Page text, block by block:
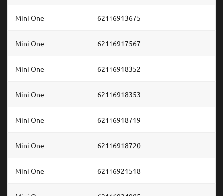
Mini One 62116913675
Mini One 62116917567
Mini One 62116918352
Mini One 62116918353
Mini One 62116918719
Mini One 62116918720
Mini One 62116921518